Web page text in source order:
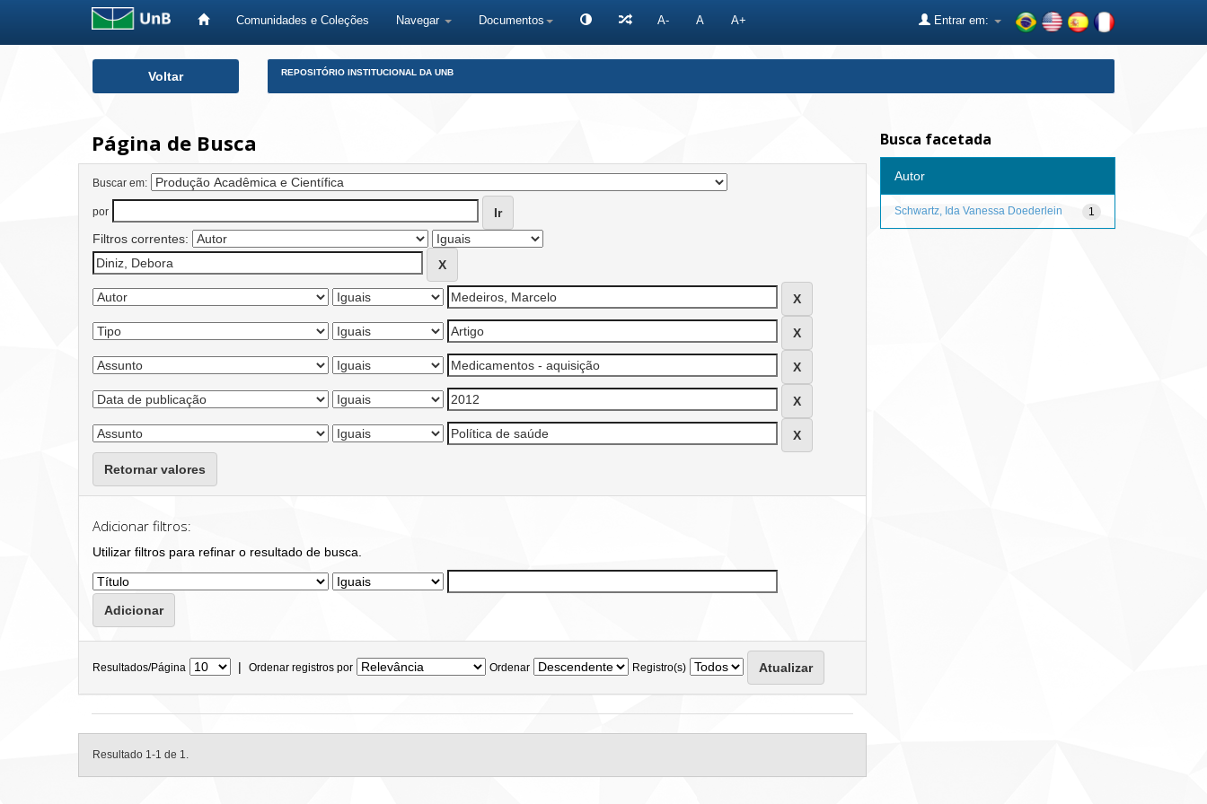
Comunidades e Coleções Navegar Documentos A- A A+ Entrar em:
Voltar REPOSITÓRIO INSTITUCIONAL DA UNB
Página de Busca
Buscar em:
por
Filtros correntes:
Retornar valores
Adicionar filtros:
Utilizar filtros para refinar o resultado de busca.
Resultados/Página | Ordenar registros por Ordenar Registro(s)
Resultado 1-1 de 1.
Busca facetada
Autor
1
Schwartz, Ida Vanessa Doederlein